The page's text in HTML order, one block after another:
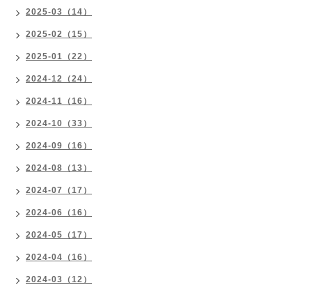
2025-03（14）
2025-02（15）
2025-01（22）
2024-12（24）
2024-11（16）
2024-10（33）
2024-09（16）
2024-08（13）
2024-07（17）
2024-06（16）
2024-05（17）
2024-04（16）
2024-03（12）